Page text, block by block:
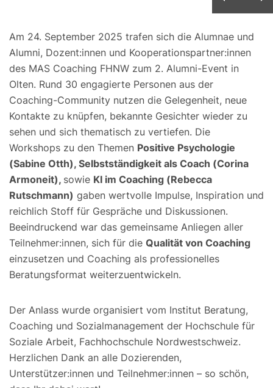
Am 24. September 2025 trafen sich die Alumnae und
Alumni, Dozent:innen und Kooperationspartner:innen
des MAS Coaching FHNW zum 2. Alumni-Event in
Olten. Rund 30 engagierte Personen aus der
Coaching-Community nutzen die Gelegenheit, neue
Kontakte zu knüpfen, bekannte Gesichter wieder zu
sehen und sich thematisch zu vertiefen. Die
Workshops zu den Themen Positive Psychologie
(Sabine Otth), Selbstständigkeit als Coach (Corina
Armoneit), sowie KI im Coaching (Rebecca
Rutschmann) gaben wertvolle Impulse, Inspiration und
reichlich Stoff für Gespräche und Diskussionen.
Beeindruckend war das gemeinsame Anliegen aller
Teilnehmer:innen, sich für die Qualität von Coaching
einzusetzen und Coaching als professionelles
Beratungsformat weiterzuentwickeln.
Der Anlass wurde organisiert vom Institut Beratung,
Coaching und Sozialmanagement der Hochschule für
Soziale Arbeit, Fachhochschule Nordwestschweiz.
Herzlichen Dank an alle Dozierenden,
Unterstützer:innen und Teilnehmer:innen – so schön,